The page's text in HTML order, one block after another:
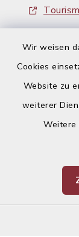
Wir weisen
Cookies
Website zu
weiterer
Weitere